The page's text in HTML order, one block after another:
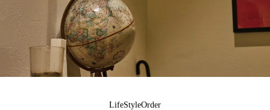
LifeStyleOrder